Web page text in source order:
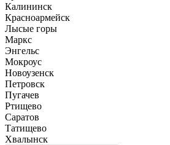
Калининск
Красноармейск
Лысые горы
Маркс
Энгельс
Мокроус
Новоузенск
Петровск
Пугачев
Ртищево
Саратов
Татищево
Хвалынск